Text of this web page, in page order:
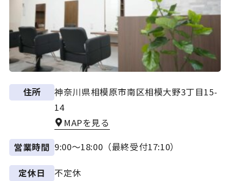
住所
神奈川県相模原市南区相模大野3丁目15-
14
MAPを見る
営業時間 9:00～18:00（最終受付17:10）
定休日 不定休